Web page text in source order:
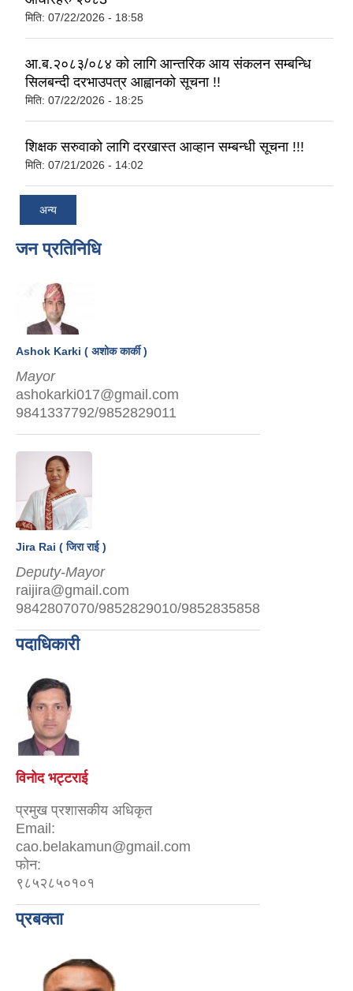
मिति: 07/22/2026 - 18:58
आ.ब.२०८३/०८४ को लागि आन्तरिक आय संकलन सम्बन्धि
सिलबन्दी दरभाउपत्र आह्वानको सूचना !!
मिति: 07/22/2026 - 18:25
शिक्षक सरुवाको लागि दरखास्त आव्हान सम्बन्धी सूचना !!!
मिति: 07/21/2026 - 14:02
अन्य
जन प्रतिनिधि
Ashok Karki ( अशोक कार्की )
Mayor
ashokarki017@gmail.com
9841337792/9852829011
Jira Rai ( जिरा राई )
Deputy-Mayor
raijira@gmail.com
9842807070/9852829010/9852835858
पदाधिकारी
विनोद भट्टराई
प्रमुख प्रशासकीय अधिकृत
Email:
cao.belakamun@gmail.com
फोन:
९८५२८५०१०१
प्रबक्ता